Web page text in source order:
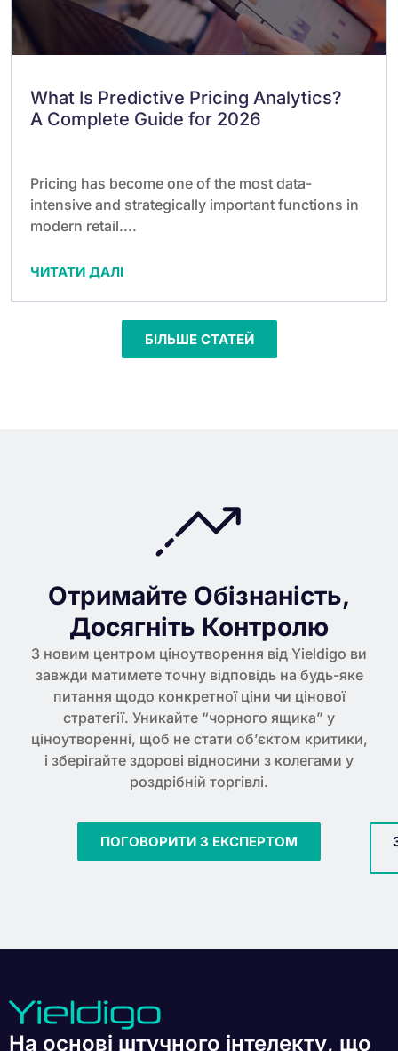
What Is Predictive Pricing Analytics?
A Complete Guide for 2026
Pricing has become one of the most data-
intensive and strategically important functions in
modern retail....
ЧИТАТИ ДАЛІ
БІЛЬШЕ СТАТЕЙ
Отримайте Обізнаність,
Досягніть Контролю
З новим центром ціноутворення від Yieldigo ви
завжди матимете точну відповідь на будь-яке
питання щодо конкретної ціни чи цінової
стратегії. Уникайте “чорного ящика” у
ціноутворенні, щоб не стати об’єктом критики,
і зберігайте здорові відносини з колегами у
роздрібній торгівлі.
ПОГОВОРИТИ З ЕКСПЕРТОМ
На основі штучного інтелекту, що